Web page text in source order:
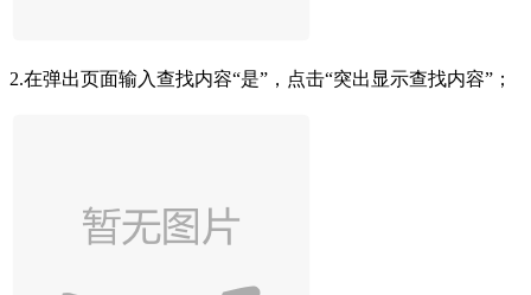
2.在弹出页面输入查找内容“是”，点击“突出显示查找内容”；